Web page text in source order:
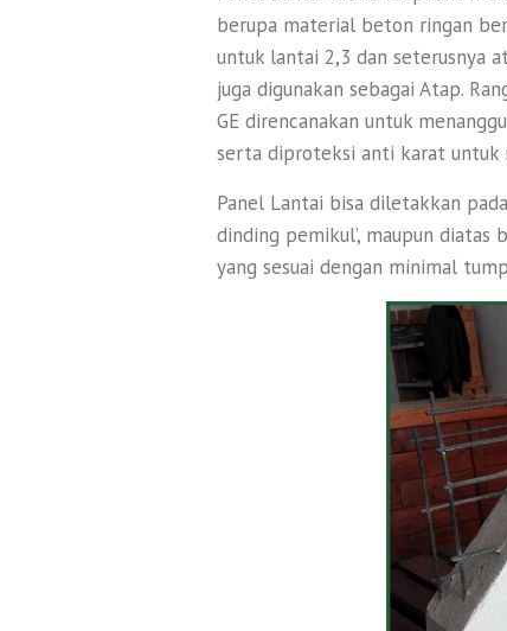
berupa material beton ringan
untuk lantai 2,3 dan seterusnya
juga digunakan sebagai Atap.
GE direncanakan untuk
serta diproteksi anti karat untuk
Panel Lantai bisa diletakkan
dinding pemikul’, maupun
yang sesuai dengan minimal